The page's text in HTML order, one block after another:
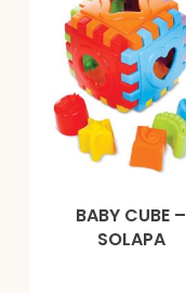
BABY CUBE –
SOLAPA